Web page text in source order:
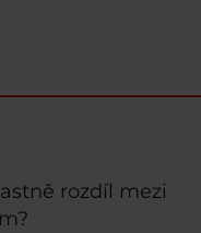
rozdíl mezi